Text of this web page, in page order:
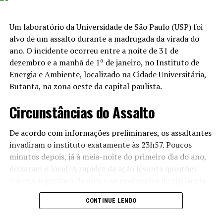
fortalecer a posição dos produtores de açaí no mercado,
proporcionando um valor agregado ao produto.
Leia Também: Brasil vence Paraguai
e garante vaga na Copa do Mundo
2026
Proteção Contra a Biopirataria
Um dos pontos centrais da discussão sobre a nova lei é a
proteção contra abiopirataria. No passado, em 2003,
uma empresa japonesa chegou a patentear o açaí,
gerando preocupações significativas entre os
governo brasileiro, esse registro foi cancelado, mas a
questão da biopirataria ainda permanece no cerne das
Um laboratório da Universidade de São Paulo (USP) foi
alvo de um assalto durante a madrugada da virada do
ano. O incidente ocorreu entre a noite de 31 de
dezembro e a manhã de 1º de janeiro, no Instituto de
Energia e Ambiente, localizado na Cidade Universitária,
Butantã, na zona oeste da capital paulista.
Circunstâncias do Assalto
De acordo com informações preliminares, os assaltantes
invadiram o instituto exatamente às 23h57. Poucos
minutos depois, já à meia-noite do primeiro dia do ano,
deixaram o local. A rapidez da ação levanta questões
estabelecidos pela universidade.
CONTINUE LENDO